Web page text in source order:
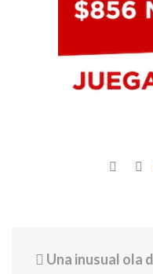
Una inusual ola de frío lleva